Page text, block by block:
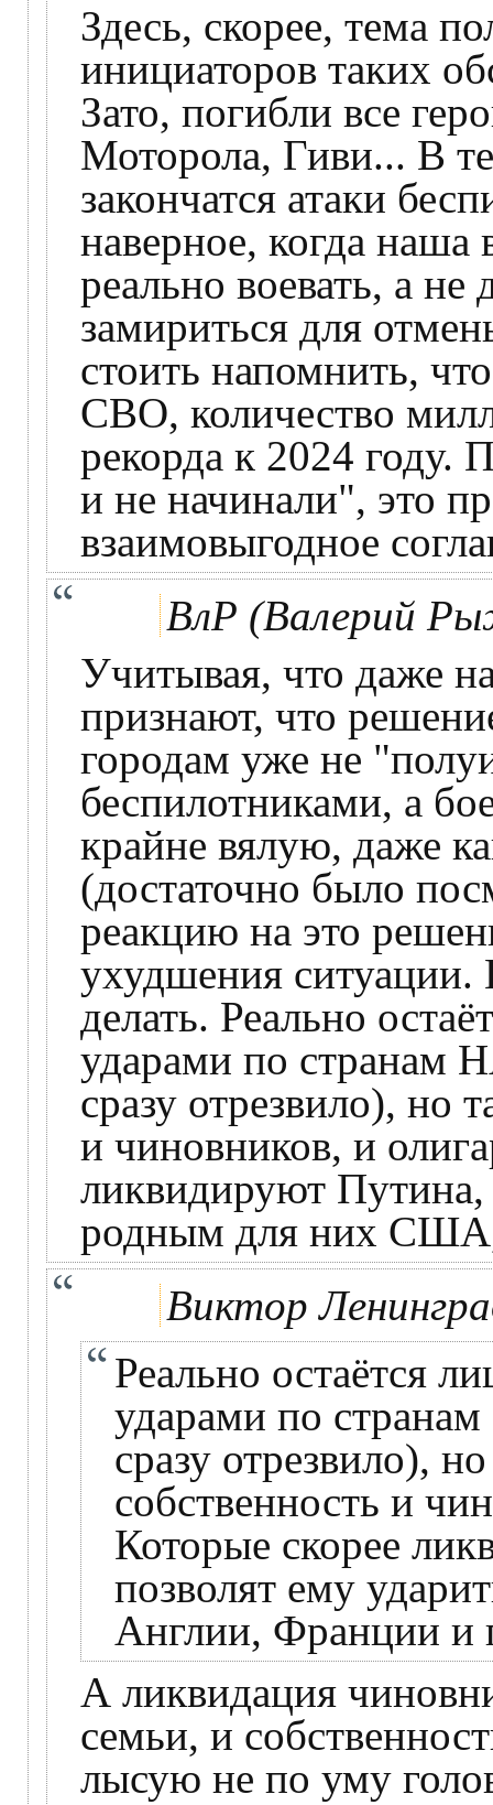
Здесь, скорее, тема
инициаторов таких
Зато, погибли все
Моторола, Гиви... В
закончатся атаки
наверное, когда наша
реально воевать, а
замириться для
стоить напомнить,
СВО, количество
рекорда к 2024 году.
и не начинали", это
взаимовыгодное
ВлР (Валерий
Учитывая, что даже
признают, что
городам уже не
беспилотниками, а
крайне вялую, даже
(достаточно было
реакцию на это
ухудшения ситуации.
делать. Реально
ударами по странам
сразу отрезвило), но
и чиновников, и
ликвидируют Путина,
родным для них
Виктор
Реально остаётся
ударами по
сразу отрезвило),
собственность и
Которые скорее
позволят ему
Англии, Франции и
А ликвидация
семьи, и
лысую не по уму